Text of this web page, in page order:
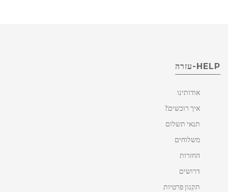
HELP-עזרה
אודותינו
איך רוכשים?
תנאי תשלום
משלוחים
החזרות
דרושים
תקנון פרטיות